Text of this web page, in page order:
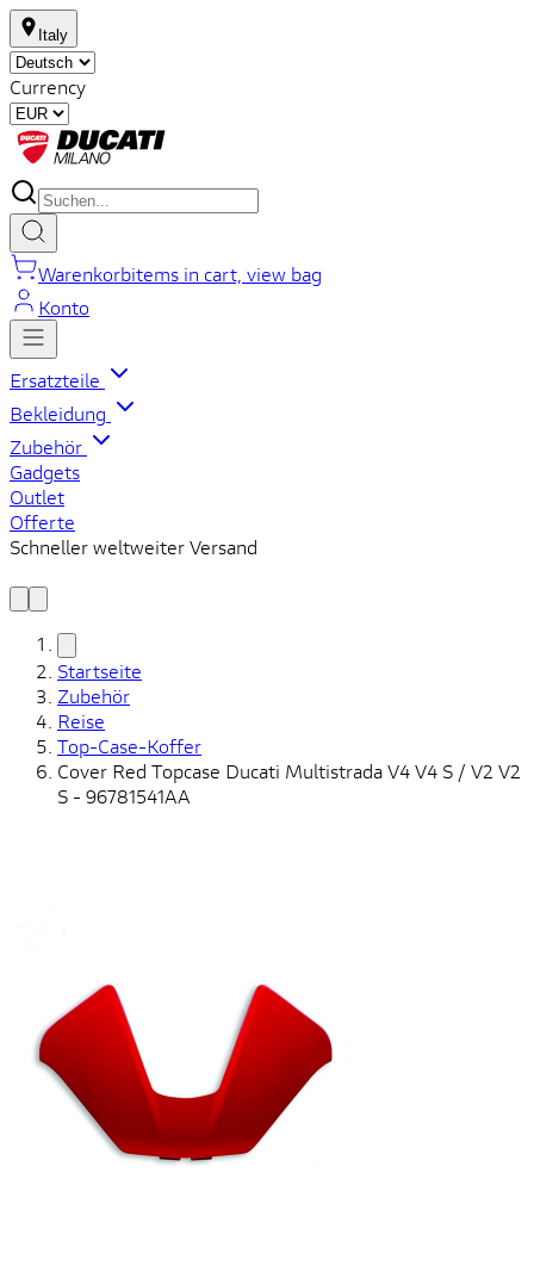
Italy
Currency
Warenkorbitems in cart, view bag
Konto
Ersatzteile
Bekleidung
Zubehör
Gadgets
Outlet
Offerte
Schneller weltweiter Versand
Startseite
Zubehör
Reise
Top-Case-Koffer
Cover Red Topcase Ducati Multistrada V4 V4 S / V2 V2
S - 96781541AA